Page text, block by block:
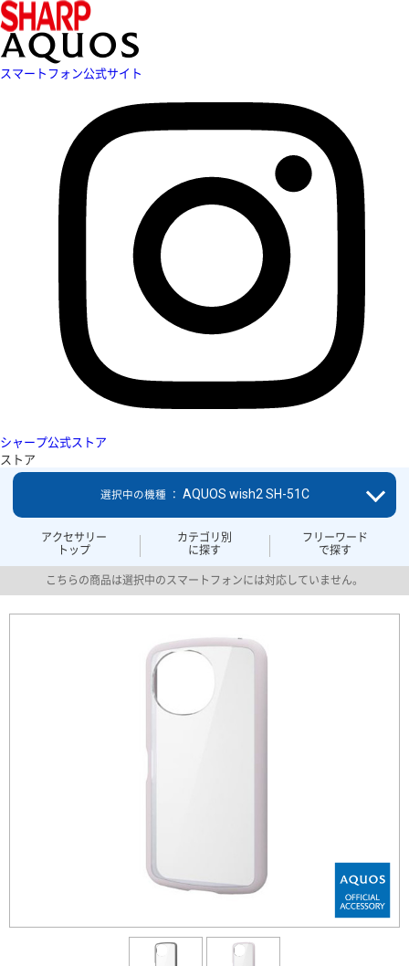
スマートフォン公式サイト
シャープ公式ストア
ストア
アクセサリー
トップ
カテゴリ別
に探す
フリーワード
で探す
選択中の機種 ： AQUOS wish2 SH-51C
こちらの商品は選択中のスマートフォンには対応していません。